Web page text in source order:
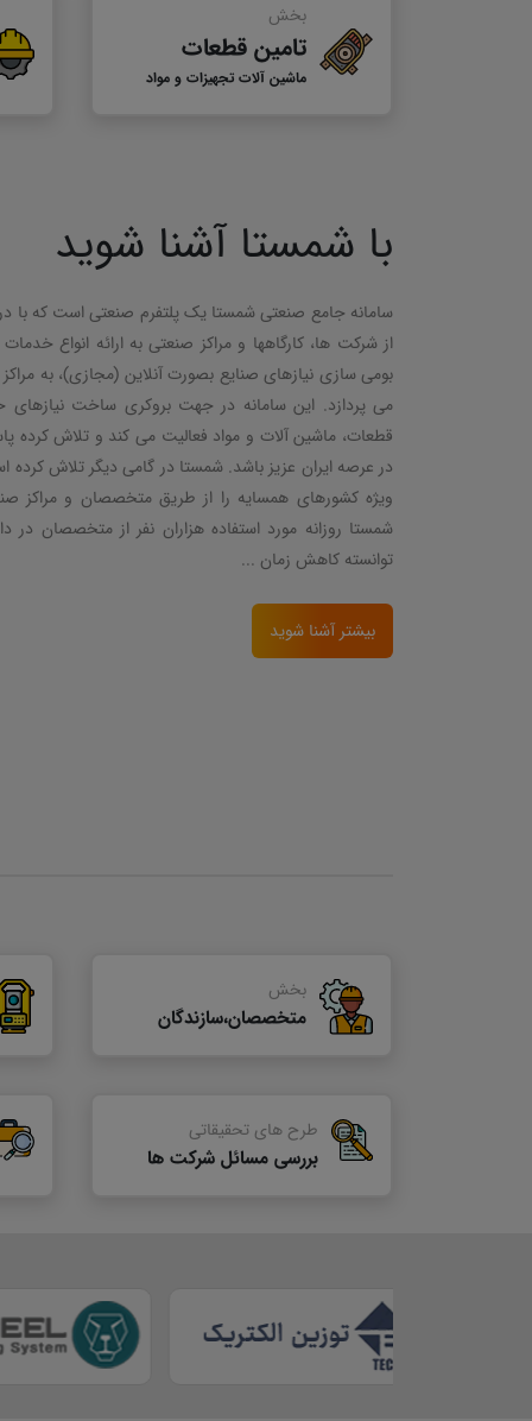
بخش
تامین قطعات
ماشین آلات تجهیزات و مواد
با شمستا آشنا شوید
سامانه جامع صنعتی شمستا یک پلتفرم صنعتی است که با در
از شرکت ها، کارگاهها و مراکز صنعتی به ارائه انواع
بومی سازی نیازهای صنایع بصورت آنلاین (مجازی)، به
می پردازد. این سامانه در جهت بروکری ساخت نیازهای
قطعات، ماشین آلات و مواد فعالیت می کند و تلاش کرده
در عرصه ایران عزیز باشد. شمستا در گامی دیگر تلاش کرده
ویژه کشورهای همسایه را از طریق متخصصان و مراکز
شمستا روزانه مورد استفاده هزاران نفر از متخصصان
توانسته کاهش زمان ...
بیشتر آشنا شوید
بخش
متخصصان،سازندگان
طرح های تحقیقاتی
بررسی مسائل شرکت ها